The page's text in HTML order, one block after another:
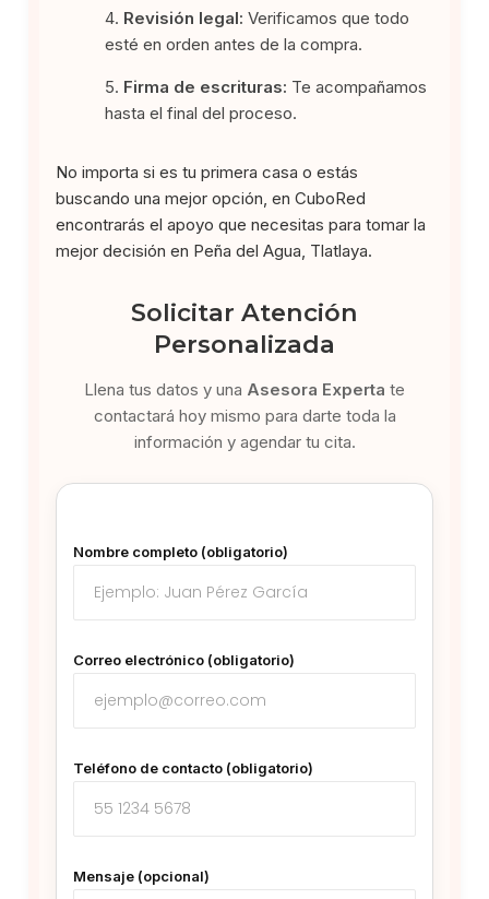
Revisión legal: Verificamos que todo
esté en orden antes de la compra.
Firma de escrituras: Te acompañamos
hasta el final del proceso.
No importa si es tu primera casa o estás
buscando una mejor opción, en CuboRed
encontrarás el apoyo que necesitas para tomar la
mejor decisión en Peña del Agua, Tlatlaya.
Solicitar Atención
Personalizada
Llena tus datos y una Asesora Experta te
contactará hoy mismo para darte toda la
información y agendar tu cita.
Nombre completo (obligatorio)
Correo electrónico (obligatorio)
Teléfono de contacto (obligatorio)
Mensaje (opcional)